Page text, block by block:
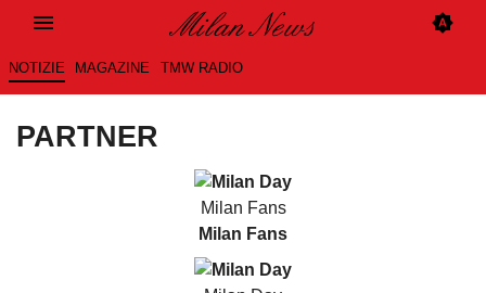
NOTIZIE MAGAZINE TMW RADIO
PARTNER
Milan Fans
Milan Fans